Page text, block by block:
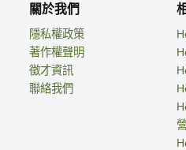
關於我們
隱私權政策
著作權聲明
徵才資訊
聯絡我們